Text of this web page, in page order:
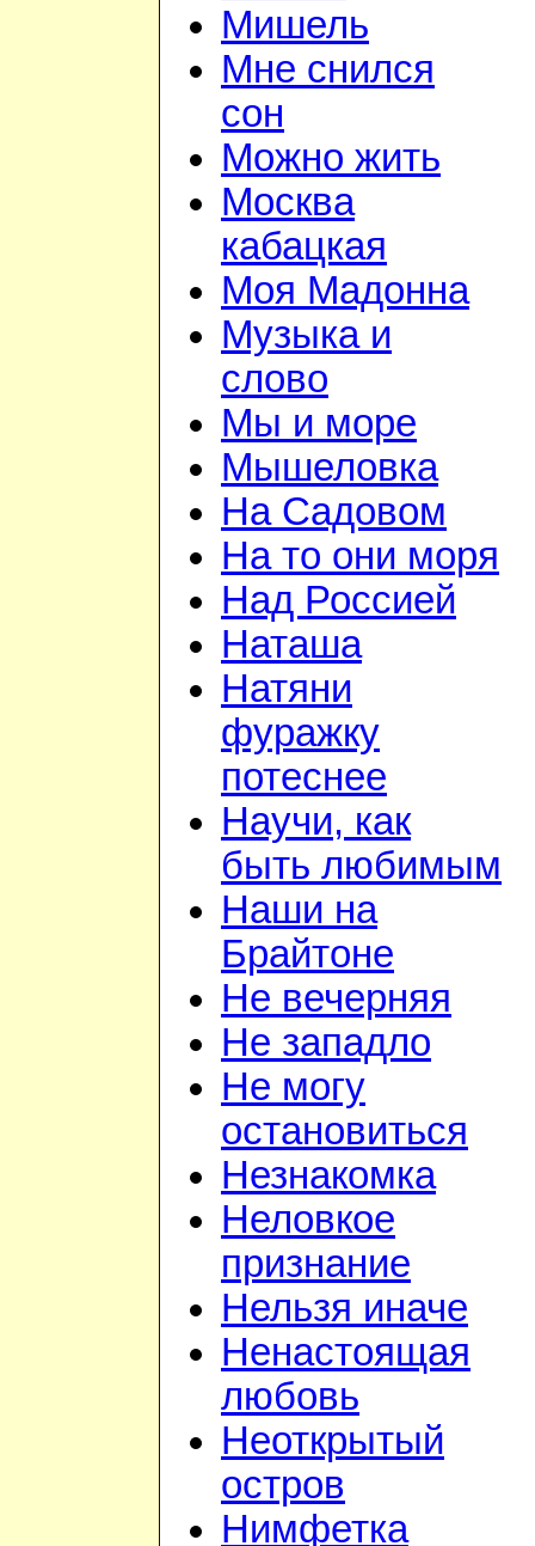
Мишель
Мне снился
сон
Можно жить
Москва
кабацкая
Моя Мадонна
Музыка и
слово
Мы и море
Мышеловка
На Садовом
На то они моря
Над Россией
Наташа
Натяни
фуражку
потеснее
Научи, как
быть любимым
Наши на
Брайтоне
Не вечерняя
Не западло
Не могу
остановиться
Незнакомка
Неловкое
признание
Нельзя иначе
Ненастоящая
любовь
Неоткрытый
остров
Нимфетка